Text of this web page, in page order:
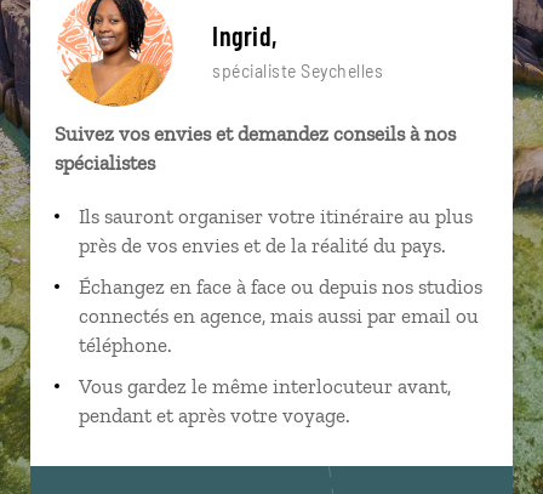
Ingrid,
spécialiste Seychelles
Suivez vos envies et demandez conseils à nos
spécialistes
Ils sauront organiser votre itinéraire au plus
près de vos envies et de la réalité du pays.
Échangez en face à face ou depuis nos studios
connectés en agence, mais aussi par email ou
téléphone.
Vous gardez le même interlocuteur avant,
pendant et après votre voyage.